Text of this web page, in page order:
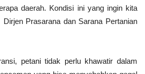
daerah. Kondisi ini yang ingin kita
Prasarana dan Sarana Pertanian
petani tidak perlu khawatir dalam